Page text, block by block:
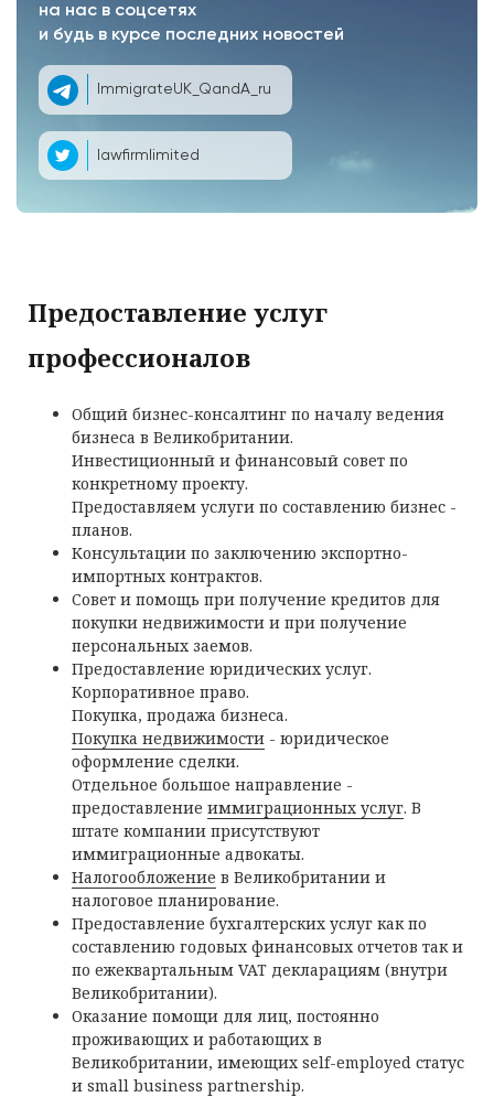
на нас в соцсетях
и будь в курсе последних новостей
ImmigrateUK_QandA_ru
lawfirmlimited
Предоставление услуг
профессионалов
Общий бизнес-консалтинг по началу ведения
бизнеса в Великобритании.
Инвестиционный и финансовый совет по
конкретному проекту.
Предоставляем услуги по составлению бизнес -
планов.
Консультации по заключению экспортно-
импортных контрактов.
Совет и помощь при получение кредитов для
покупки недвижимости и при получение
персональных заемов.
Предоставление юридических услуг.
Корпоративное право.
Покупка, продажа бизнеса.
Покупка недвижимости - юридическое
оформление сделки.
Отдельное большое направление -
предоставление иммиграционных услуг. В
штате компании присутствуют
иммиграционные адвокаты.
Налогообложение в Великобритании и
налоговое планирование.
Предоставление бухгалтерских услуг как по
составлению годовых финансовых отчетов так и
по ежеквартальным VAT декларациям (внутри
Великобритании).
Оказание помощи для лиц, постоянно
проживающих и работающих в
Великобритании, имеющих self-employed статус
и small business partnership.